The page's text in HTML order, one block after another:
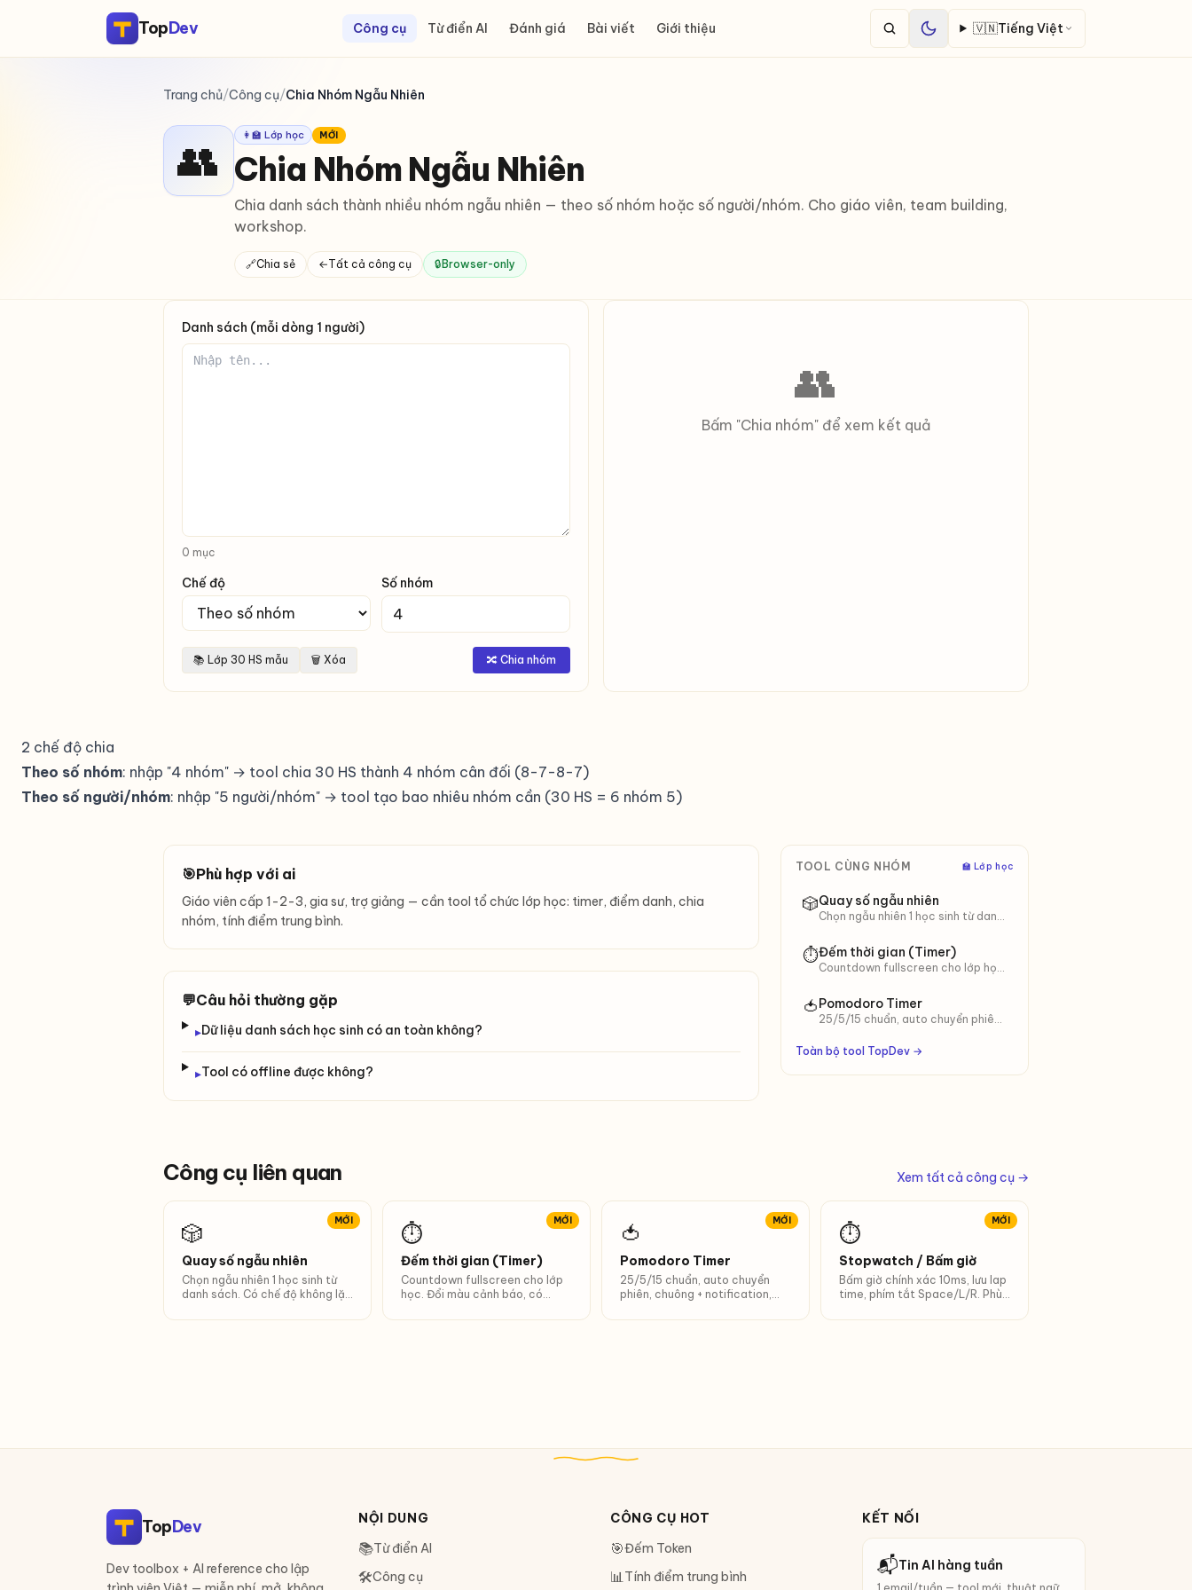
TopDev Công cụ Từ điển AI Đánh giá Bài viết Giới thiệu 🇻🇳Tiếng Việt
Trang chủ/Công cụ/Chia Nhóm Ngẫu Nhiên
👥 👩‍🏫 Lớp học MỚI
Chia Nhóm Ngẫu Nhiên
Chia danh sách thành nhiều nhóm ngẫu nhiên — theo số nhóm hoặc số người/nhóm. Cho giáo viên, team building,
workshop.
🔗Chia sẻ ←Tất cả công cụ 🔒 Browser-only
Danh sách (mỗi dòng 1 người)
0 mục
Chế độ Số nhóm
📚 Lớp 30 HS mẫu 🗑 Xóa 🔀 Chia nhóm
👥
Bấm "Chia nhóm" để xem kết quả
2 chế độ chia
Theo số nhóm: nhập "4 nhóm" → tool chia 30 HS thành 4 nhóm cân đối (8-7-8-7)
Theo số người/nhóm: nhập "5 người/nhóm" → tool tạo bao nhiêu nhóm cần (30 HS = 6 nhóm 5)
🎯Phù hợp với ai
Giáo viên cấp 1-2-3, gia sư, trợ giảng — cần tool tổ chức lớp học: timer, điểm danh, chia
nhóm, tính điểm trung bình.
💬Câu hỏi thường gặp
▸Dữ liệu danh sách học sinh có an toàn không?
▸Tool có offline được không?
TOOL CÙNG NHÓM ‍🏫 Lớp học
🎲Quay số ngẫu nhiên
Chọn ngẫu nhiên 1 học sinh từ danh
⏱Đếm thời gian (Timer)
Countdown fullscreen cho lớp học.
🍅Pomodoro Timer
25/5/15 chuẩn, auto chuyển phiên,
pomodoro/ngày.
Toàn bộ tool TopDev →
Công cụ liên quan Xem tất cả công cụ →
MỚI
🎲
Quay số ngẫu nhiên
Chọn ngẫu nhiên 1 học sinh từ
danh sách. Có chế độ không lặp
MỚI
⏱
Đếm thời gian (Timer)
Countdown fullscreen cho lớp
học. Đổi màu cảnh báo, có
MỚI
🍅
Pomodoro Timer
25/5/15 chuẩn, auto chuyển
phiên, chuông + notification,
MỚI
⏱️
Stopwatch / Bấm giờ
Bấm giờ chính xác 10ms, lưu lap
time, phím tắt Space/L/R. Phù
thao.
TopDev
Dev toolbox + AI reference cho lập
NỘI DUNG
📚Từ điển AI
🛠Công cụ
CÔNG CỤ HOT
🎯Đếm Token
📊Tính điểm trung bình
KẾT NỐI
📬Tin AI hàng tuần